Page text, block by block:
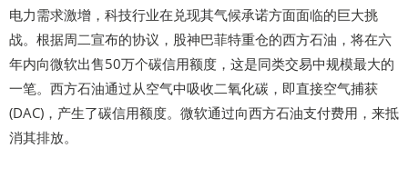
电力需求激增，科技行业在兑现其气候承诺方面面临的巨大挑
战。根据周二宣布的协议，股神巴菲特重仓的西方石油，将在六
年内向微软出售50万个碳信用额度，这是同类交易中规模最大的
一笔。西方石油通过从空气中吸收二氧化碳，即直接空气捕获
(DAC)，产生了碳信用额度。微软通过向西方石油支付费用，来抵
消其排放。